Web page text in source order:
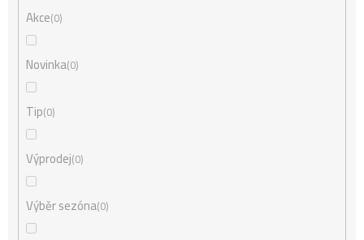
Akce 0
Novinka 0
Tip 0
Výprodej 0
Výběr sezóna 0